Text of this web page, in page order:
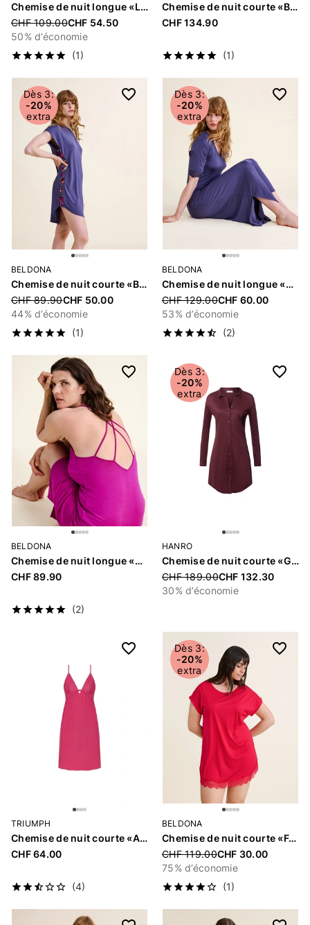
Chemise de nuit longue «Luxe»
Price reduced from
CHF 109.00CHF 54.50
50% d’économie
(1)
Chemise de nuit courte «Balance»
CHF 134.90
(1)
Dès 3:
-20%
extra
BELDONA
Chemise de nuit courte «Bellissa»
Price reduced from
CHF 89.90CHF 50.00
44% d’économie
(1)
Dès 3:
-20%
extra
BELDONA
Chemise de nuit longue «Bellissa»
Price reduced from
CHF 129.00CHF 60.00
53% d’économie
(2)
BELDONA
Chemise de nuit longue «Bellissa»
CHF 89.90
(2)
Dès 3:
-20%
extra
HANRO
Chemise de nuit courte «Grand Central»
Price reduced from
CHF 189.00CHF 132.30
30% d’économie
TRIUMPH
Chemise de nuit courte «Aura Spotlight»
CHF 64.00
(4)
Dès 3:
-20%
extra
BELDONA
Chemise de nuit courte «Feline»
Price reduced from
CHF 119.00CHF 30.00
75% d’économie
(1)